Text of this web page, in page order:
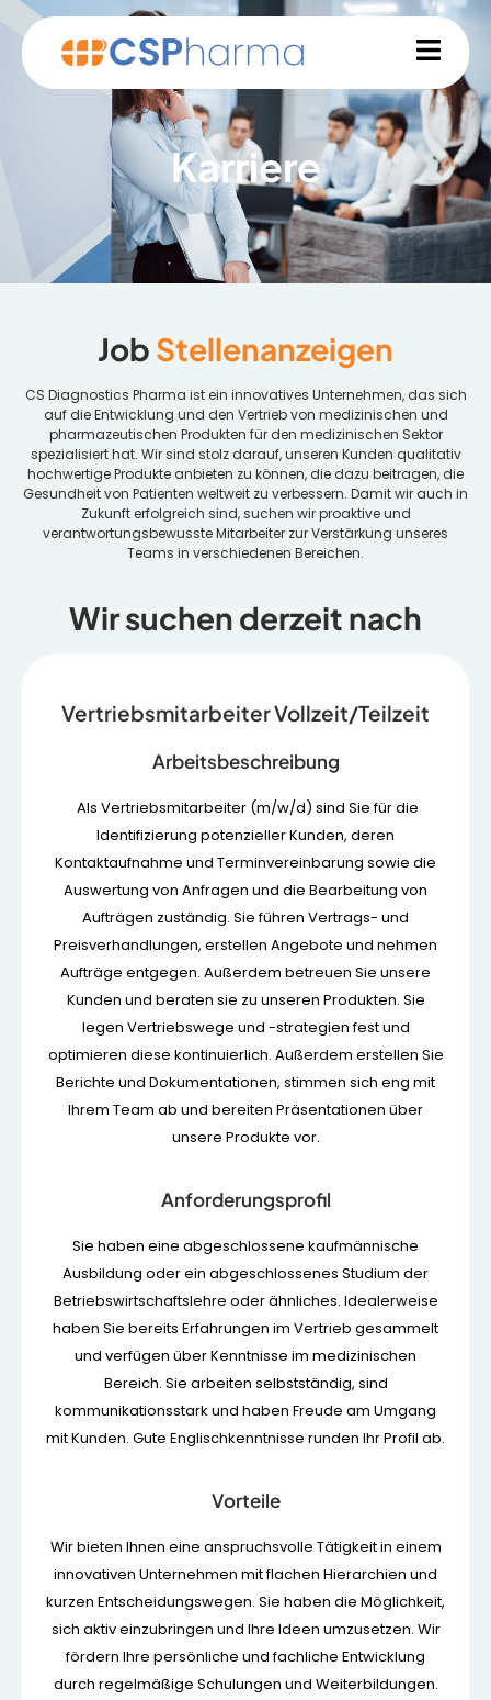
Karriere
Job Stellenanzeigen
CS Diagnostics Pharma ist ein innovatives Unternehmen, das sich
auf die Entwicklung und den Vertrieb von medizinischen und
pharmazeutischen Produkten für den medizinischen Sektor
spezialisiert hat. Wir sind stolz darauf, unseren Kunden qualitativ
hochwertige Produkte anbieten zu können, die dazu beitragen, die
Gesundheit von Patienten weltweit zu verbessern. Damit wir auch in
Zukunft erfolgreich sind, suchen wir proaktive und
verantwortungsbewusste Mitarbeiter zur Verstärkung unseres
Teams in verschiedenen Bereichen.
Wir suchen derzeit nach
Vertriebsmitarbeiter Vollzeit/Teilzeit
Arbeitsbeschreibung
Als Vertriebsmitarbeiter (m/w/d) sind Sie für die
Identifizierung potenzieller Kunden, deren
Kontaktaufnahme und Terminvereinbarung sowie die
Auswertung von Anfragen und die Bearbeitung von
Aufträgen zuständig. Sie führen Vertrags- und
Preisverhandlungen, erstellen Angebote und nehmen
Aufträge entgegen. Außerdem betreuen Sie unsere
Kunden und beraten sie zu unseren Produkten. Sie
legen Vertriebswege und -strategien fest und
optimieren diese kontinuierlich. Außerdem erstellen Sie
Berichte und Dokumentationen, stimmen sich eng mit
Ihrem Team ab und bereiten Präsentationen über
unsere Produkte vor.
Anforderungsprofil
Sie haben eine abgeschlossene kaufmännische
Ausbildung oder ein abgeschlossenes Studium der
Betriebswirtschaftslehre oder ähnliches. Idealerweise
haben Sie bereits Erfahrungen im Vertrieb gesammelt
und verfügen über Kenntnisse im medizinischen
Bereich. Sie arbeiten selbstständig, sind
kommunikationsstark und haben Freude am Umgang
mit Kunden. Gute Englischkenntnisse runden Ihr Profil ab.
Vorteile
Wir bieten Ihnen eine anspruchsvolle Tätigkeit in einem
innovativen Unternehmen mit flachen Hierarchien und
kurzen Entscheidungswegen. Sie haben die Möglichkeit,
sich aktiv einzubringen und Ihre Ideen umzusetzen. Wir
fördern Ihre persönliche und fachliche Entwicklung
durch regelmäßige Schulungen und Weiterbildungen.